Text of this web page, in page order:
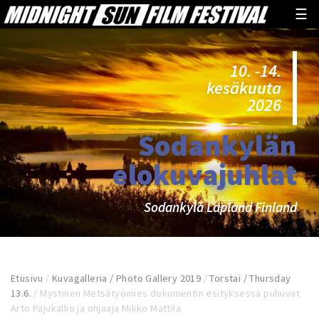
☰
10. -14.
kesäkuuta
2026
Sodankylän
elokuvajuhlat
Sodankylä Lapland Finland
Etusivu /Kuvagalleria / Photo Gallery 2019 /Torstai / Thursday
13.6. / Mystinen Metsätyömies dokumentin esityksessä puhuvat
Arto Pajukallio ja ohjaaja Mikko Mattila